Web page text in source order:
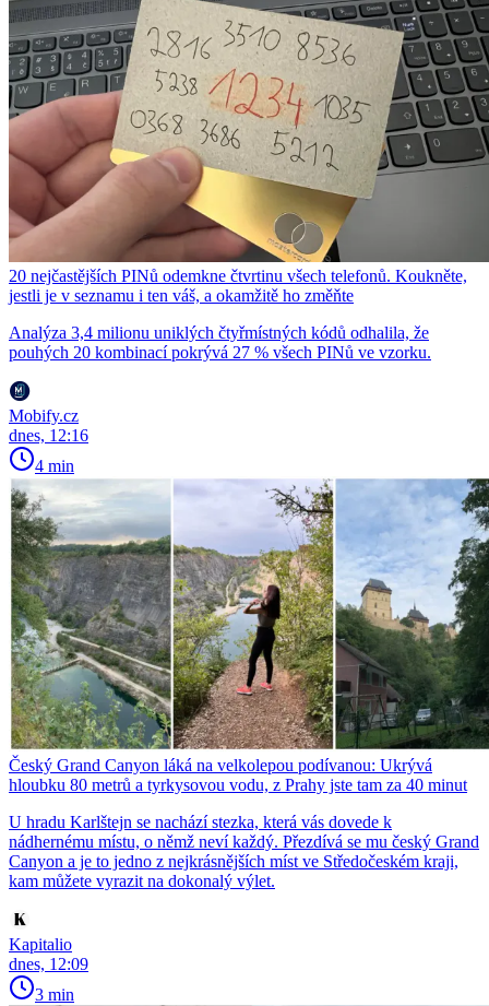
20 nejčastějších PINů odemkne čtvrtinu všech telefonů. Koukněte,
jestli je v seznamu i ten váš, a okamžitě ho změňte
Analýza 3,4 milionu uniklých čtyřmístných kódů odhalila, že
pouhých 20 kombinací pokrývá 27 % všech PINů ve vzorku.
Mobify.cz
dnes, 12:16
4 min
Český Grand Canyon láká na velkolepou podívanou: Ukrývá
hloubku 80 metrů a tyrkysovou vodu, z Prahy jste tam za 40 minut
U hradu Karlštejn se nachází stezka, která vás dovede k
nádhernému místu, o němž neví každý. Přezdívá se mu český Grand
Canyon a je to jedno z nejkrásnějších míst ve Středočeském kraji,
kam můžete vyrazit na dokonalý výlet.
Kapitalio
dnes, 12:09
3 min